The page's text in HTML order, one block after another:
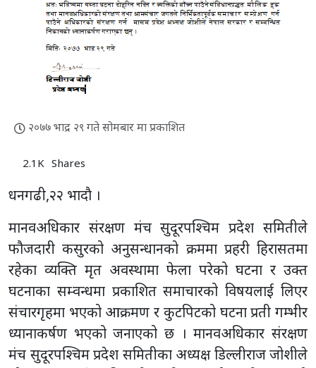
२०७७ भाद्र २९ गते सोमबार मा प्रकाशित
2.1K Shares
धनगढी,२२ भादाै ।
मानवअधिकार संरक्षण मंच सुदूरपश्चिम प्रदेश समितीले
फौजदारी कसुरको अनुसन्धानको क्रममा प्रहरी हिरासतमा
रहेका व्यक्ति मृत अवस्थामा फेला परेको घटना र उक्त
घटनाका सम्वन्धमा प्रकाशित समाचारको विषयलाई लिएर
संचारगृहमा भएको आक्रमण र कुटपिटको घटना प्रती गम्भीर
ध्यानाकर्षण भएको जनाएको छ । मानवअधिकार संरक्षण
मंच सुदूरपश्चिम प्रदेश समितीका अध्यक्ष डिल्लीराज जोशीले